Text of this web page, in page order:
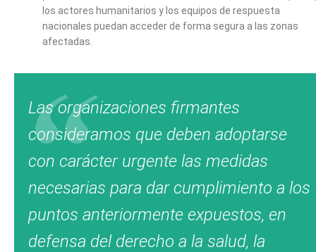
los actores humanitarios y los equipos de respuesta
nacionales puedan acceder de forma segura a las zonas
afectadas.
Las organizaciones firmantes
consideramos que deben adoptarse
con carácter urgente las medidas
necesarias para dar cumplimiento a los
puntos anteriormente expuestos, en
defensa del derecho a la salud, la